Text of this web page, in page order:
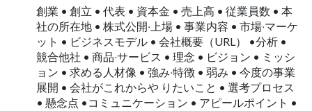
創業 • 創⽴ • 代表 • 資本⾦ • 売上⾼ • 従業員数 • 本
社の所在地 • 株式公開‧上場 • 事業内容 • 市場‧マーケ
ット • ビジネスモデル • 会社概要（URL） •分析 •
競合他社 • 商品‧サービス • 理念 • ビジョン • ミッシ
ョン • 求める⼈材像 • 強み‧特徴 • 弱み • 今度の事業
展開 • 会社がこれからや りたいこと • 選考プロセス
• 懸念点 •コミュニケーション • アピールポイント •